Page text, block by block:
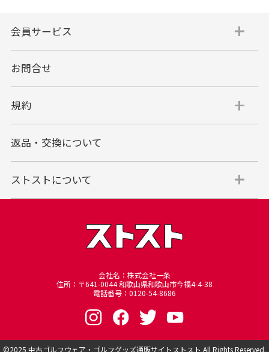
会員サービス
お問合せ
規約
返品・交換について
ストストについて
会社名：株式会社一条
住所：〒641-0044 和歌山県和歌山市今福4-4-38
電話番号：0120-54-8686
©︎2025 中古ゴルフウェア・ゴルフグッズ通販サイトストスト All Rights Reserved.